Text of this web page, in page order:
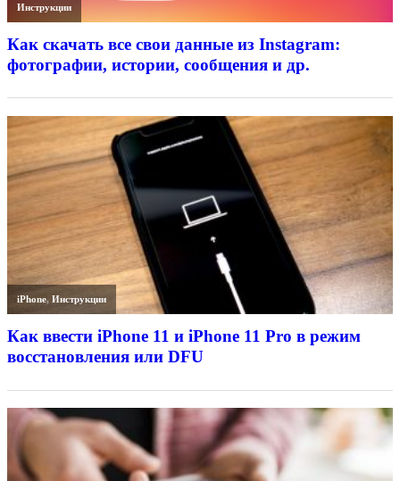
Инструкции
Как скачать все свои данные из Instagram:
фотографии, истории, сообщения и др.
iPhone,Инструкции
Как ввести iPhone 11 и iPhone 11 Pro в режим
восстановления или DFU